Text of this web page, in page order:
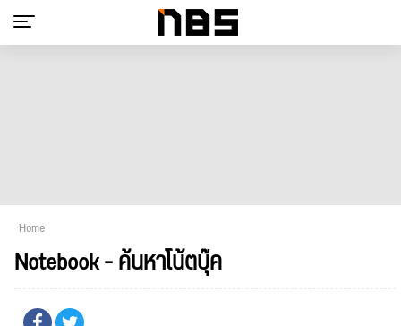
Home
Notebook - ค้นหาโน้ตบุ๊ค